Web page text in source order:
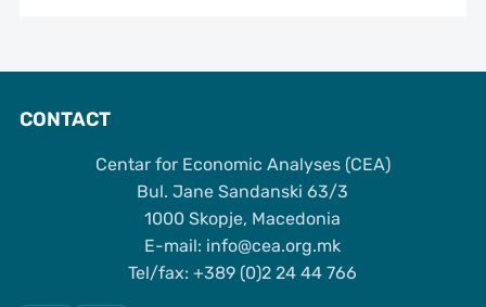
CONTACT
Centar for Economic Analyses (CEA)
Bul. Jane Sandanski 63/3
1000 Skopje, Macedonia
Е-mail: info@cea.org.mk
Tel/fax: +389 (0)2 24 44 766